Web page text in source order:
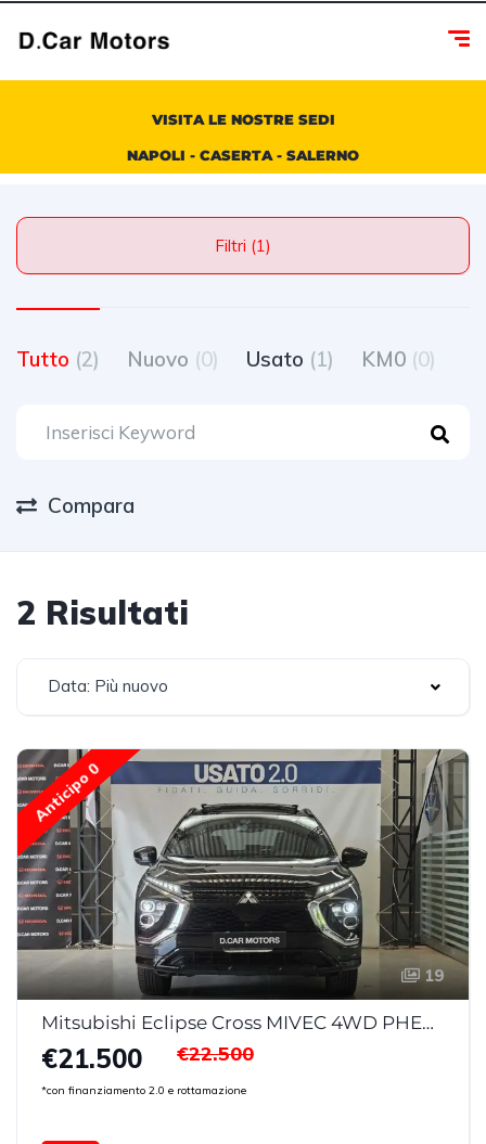
VISITA LE NOSTRE SEDI
NAPOLI - CASERTA - SALERNO
Filtri (1)
Tutto (2) Nuovo (0) Usato (1) KM0 (0)
Compara
2 Risultati
Data: Più nuovo
Anticipo 0
19
Mitsubishi Eclipse Cross MIVEC 4WD PHEV Diamond
€21.500
*con finanziamento 2.0 e rottamazione
€22.500